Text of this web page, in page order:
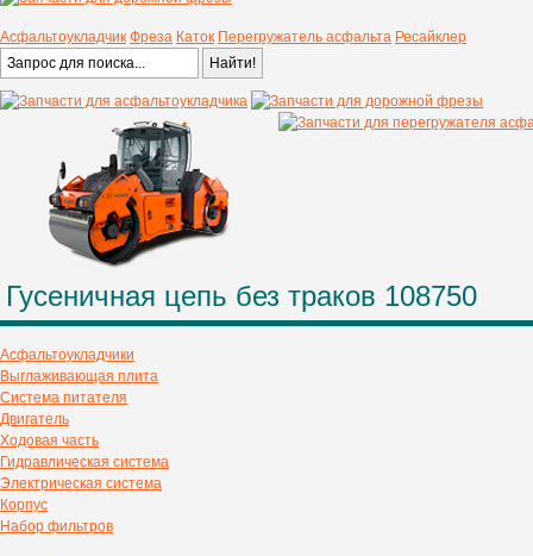
Асфальтоукладчик Фреза Каток Перегружатель асфальта Ресайклер
Гусеничная цепь без траков 108750
Асфальтоукладчики
Выглаживающая плита
Система питателя
Двигатель
Ходовая часть
Гидравлическая система
Электрическая система
Корпус
Набор фильтров